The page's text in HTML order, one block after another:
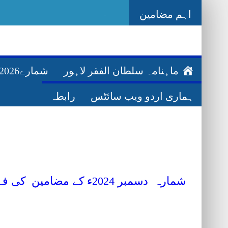
اہم مضامین
ماہنامہ سلطان الفقر لاہور شمارے2026ء
ہماری اردو ویب سائٹس رابطہ
شمارہ دسمبر2024ء کے مضامین کی فہرست درج ذیل ہے ان میں کسی بھی مضمون کے مطالعہ کے لیے اس پر کلک کریں۔